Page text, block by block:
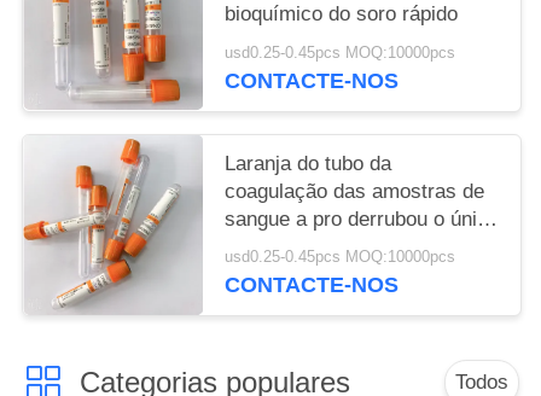
bioquímico do soro rápido
usd0.25-0.45pcs MOQ:10000pcs
CONTACTE-NOS
Laranja do tubo da
coagulação das amostras de
sangue a pro derrubou o único
uso 1-10ml
usd0.25-0.45pcs MOQ:10000pcs
CONTACTE-NOS
Categorias populares Todos